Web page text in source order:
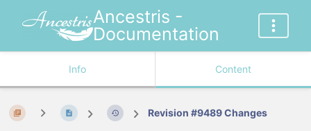
Ancestris -
Documentation
Info Content
Revision #9489 Changes